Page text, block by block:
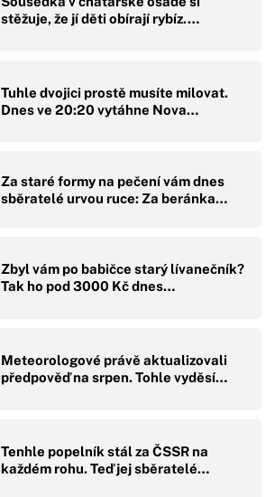
stěžuje, že jí děti obírají rybíz.…
Tuhle dvojici prostě musíte milovat.
Dnes ve 20:20 vytáhne Nova…
Za staré formy na pečení vám dnes
sběratelé urvou ruce: Za beránka…
Zbyl vám po babičce starý lívanečník?
Tak ho pod 3000 Kč dnes…
Meteorologové právě aktualizovali
předpověď na srpen. Tohle vyděsí…
Tenhle popelník stál za ČSSR na
každém rohu. Teď jej sběratelé…